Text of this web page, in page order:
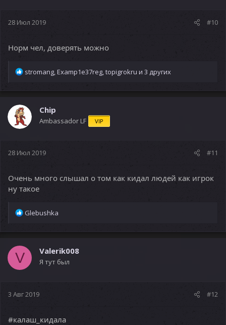
28 Июл 2019 #10
Норм чел, доверять можно
Р
а
ц
и
и
stromang Examp1e37reg topigrokru и 3 других
Chip
Ambassador LF VIP
28 Июл 2019 #11
Очень много слышал о том как кидал людей как игрок
ну такое
Р
а
ц
и
Glebushka
V Valerik008
Я тут был
3 Авг 2019 #12
#калаш_кидала